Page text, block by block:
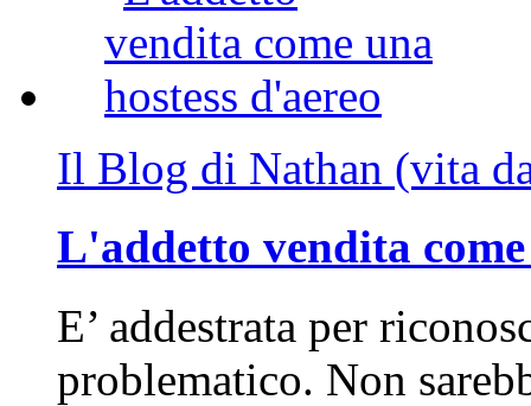
Il Blog di Nathan (vita
L'addetto vendita
E’ addestrata per
problematico. Non